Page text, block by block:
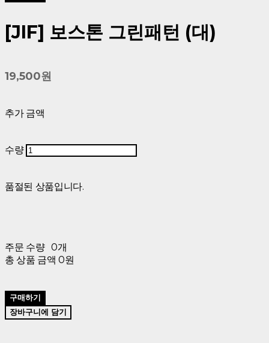
[JIF] 보스톤 그린패턴 (대)
19,500원
추가 금액
수량
품절된 상품입니다.
주문 수량 0개
총 상품 금액 0원
구매하기
장바구니에 담기